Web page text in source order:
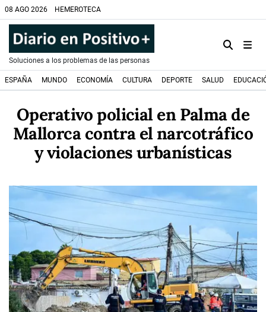
08 AGO 2026 HEMEROTECA
Soluciones a los problemas de las personas
ESPAÑA MUNDO ECONOMÍA CULTURA DEPORTE SALUD
Operativo policial en Palma de
Mallorca contra el narcotráfico
y violaciones urbanísticas